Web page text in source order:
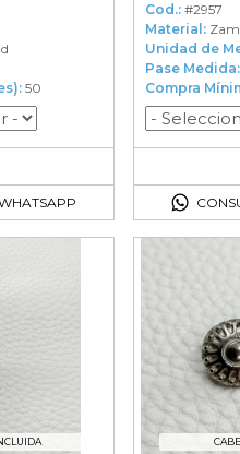
50
Cod.: #2957
Material:
Unidad de
Pase Medida:
Compra